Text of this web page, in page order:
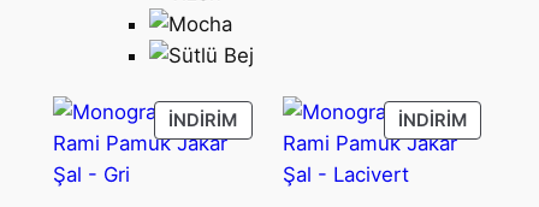
İNDIRIMİNDIRIMDEKI
ÜRÜN
İNDIRIM
ÜRÜN